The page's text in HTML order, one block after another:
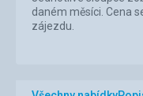
daném měsíci. Cena
zájezdu.